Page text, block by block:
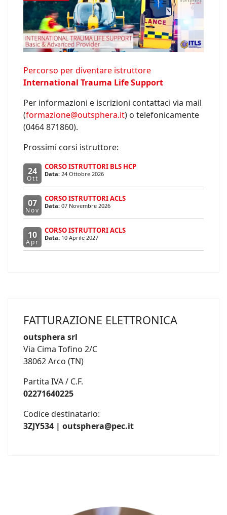
Percorso per diventare istruttore
International Trauma Life Support
Per informazioni e iscrizioni contattaci via mail
(formazione@outsphera.it) o telefonicamente
(0464 871860).
Prossimi corsi istruttore:
24
Ott
CORSO ISTRUTTORI BLS HCP
Data: 24 Ottobre 2026
07
Nov
CORSO ISTRUTTORI ACLS
Data: 07 Novembre 2026
10
Apr
CORSO ISTRUTTORI ACLS
Data: 10 Aprile 2027
FATTURAZIONE ELETTRONICA
outsphera srl
Via Cima Tofino 2/C
38062 Arco (TN)
Partita IVA / C.F.
02271640225
Codice destinatario:
3ZJY534 | outsphera@pec.it